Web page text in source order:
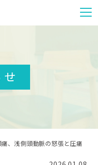
、浅側頭動脈の怒張と圧痛